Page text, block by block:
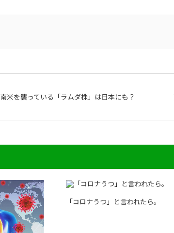
南米を襲っている「ラムダ株」は日本にも？
「コロナうつ」と言われたら。